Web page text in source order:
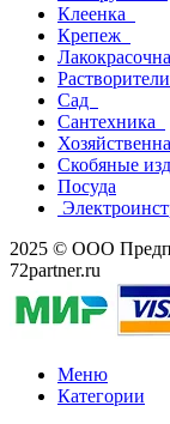
Клеенка
Крепеж
Растворители
Сад
Сантехника
Скобяные
Посуда
2025 © ООО
72partner.ru
Меню
Категории